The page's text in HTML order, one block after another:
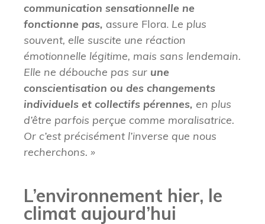
communication sensationnelle ne
fonctionne pas, assure Flora. Le plus
souvent, elle suscite une réaction
émotionnelle légitime, mais sans lendemain.
Elle ne débouche pas sur une
conscientisation ou des changements
individuels et collectifs pérennes, en plus
d’être parfois perçue comme moralisatrice.
Or c’est précisément l’inverse que nous
recherchons. »
L’environnement hier, le
climat aujourd’hui